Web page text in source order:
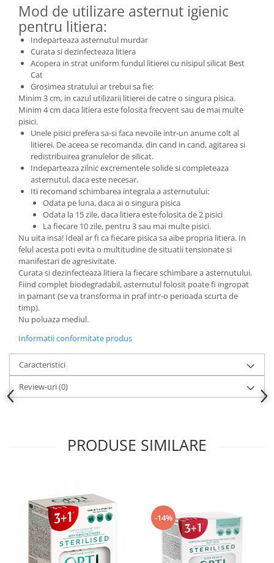
Mod de utilizare asternut igienic
pentru litiera:
Indeparteaza asternutul murdar
Curata si dezinfecteaza litiera
Acopera in strat uniform fundul litierei cu nisipul silicat Best
Cat
Grosimea stratului ar trebui sa fie:
Minim 3 cm, in cazul utilizarii litierei de catre o singura pisica.
Minim 4 cm daca litiera este folosita frecvent sau de mai multe
pisici.
Unele pisici prefera sa-si faca nevoile intr-un anume colt al
litierei. De aceea se recomanda, din cand in cand, agitarea si
redistribuirea granulelor de silicat.
Indeparteaza zilnic excrementele solide si completeaza
asternutul, daca este necesar.
Iti recomand schimbarea integrala a asternutului:
Odata pe luna, daca ai o singura pisica
Odata la 15 zile, daca litiera este folosita de 2 pisici
La fiecare 10 zile, pentru 3 sau mai multe pisici.
Nu uita insa! Ideal ar fi ca fiecare pisica sa aibe propria litiera. In
felul acesta poti evita o multitudine de situatii tensionate si
manifestari de agresivitate.
Curata si dezinfecteaza litiera la fiecare schimbare a asternutului.
Fiind complet biodegradabil, asternutul folosit poate fi ingropat
in pamant (se va transforma in praf intr-o perioada scurta de
timp).
Nu poluaza mediul.
Informatii conformitate produs
Caracteristici
Review-uri(0)
PRODUSE SIMILARE
-14%